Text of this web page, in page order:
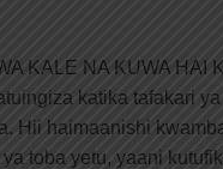
KALE NA KUWA HAI
katika tafakari
Hii haimaanishi
toba yetu, yaani